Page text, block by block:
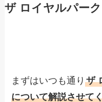
ザ ロイヤルパー
まずはいつも通りザ
について解説させて